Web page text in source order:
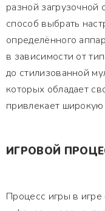
разной загрузочной
способ выбрать
определённого
в зависимости от
до стилизованной
которых обладает
привлекает
ИГРОВОЙ
Процесс игры в